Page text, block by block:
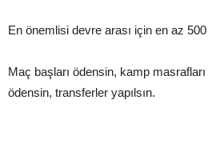
En önemlisi devre arası için en az 500
Maç başları ödensin, kamp
ödensin, transferler yapılsın.